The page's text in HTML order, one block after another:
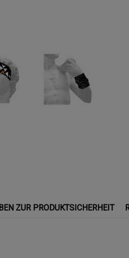
ZUR PRODUKTSICHERHEIT